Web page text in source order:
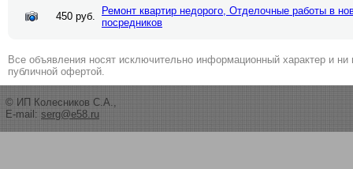
450 руб.
Ремонт квартир недорого, Отделочные работы в
посредников
Все объявления носят исключительно информационный характер и ни
публичной офертой.
© ИП Колесников С.А.,
E-mail: serg@e58.ru